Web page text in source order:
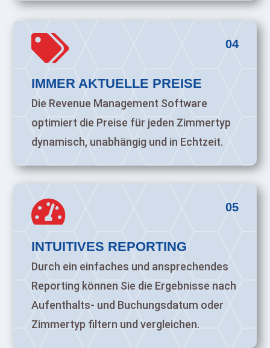
04

IMMER AKTUELLE PREISE
Die Revenue Management Software
optimiert die Preise für jeden Zimmertyp
dynamisch, unabhängig und in Echtzeit.
05

INTUITIVES REPORTING
Durch ein einfaches und ansprechendes
Reporting können Sie die Ergebnisse nach
Aufenthalts- und Buchungsdatum oder
Zimmertyp filtern und vergleichen.